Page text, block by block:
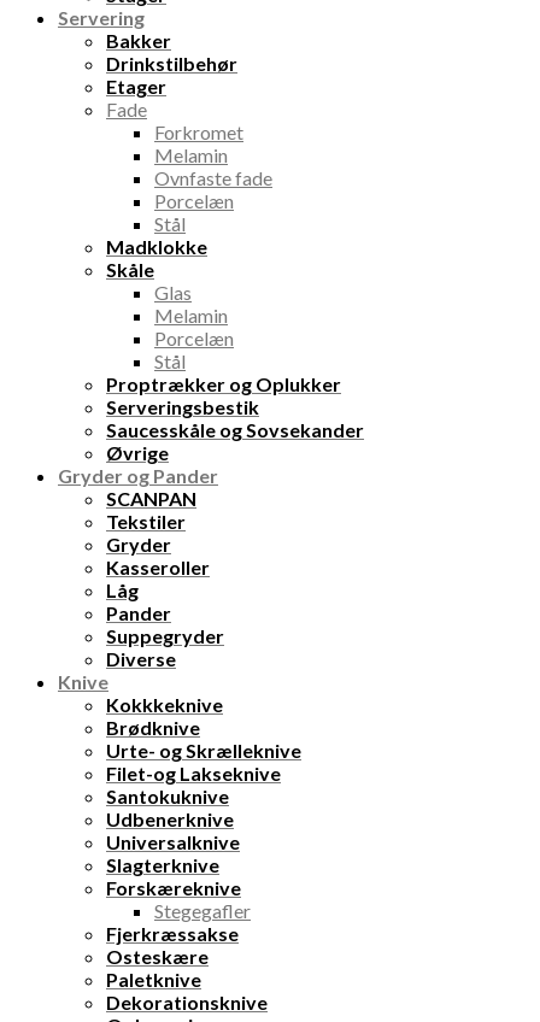
Servering
Bakker
Drinkstilbehør
Etager
Fade
Forkromet
Melamin
Ovnfaste fade
Porcelæn
Stål
Madklokke
Skåle
Glas
Melamin
Porcelæn
Stål
Proptrækker og Oplukker
Serveringsbestik
Saucesskåle og Sovsekander
Øvrige
Gryder og Pander
SCANPAN
Tekstiler
Gryder
Kasseroller
Låg
Pander
Suppegryder
Diverse
Knive
Kokkkeknive
Brødknive
Urte- og Skrælleknive
Filet-og Lakseknive
Santokuknive
Udbenerknive
Universalknive
Slagterknive
Forskæreknive
Stegegafler
Fjerkræssakse
Osteskære
Paletknive
Dekorationsknive